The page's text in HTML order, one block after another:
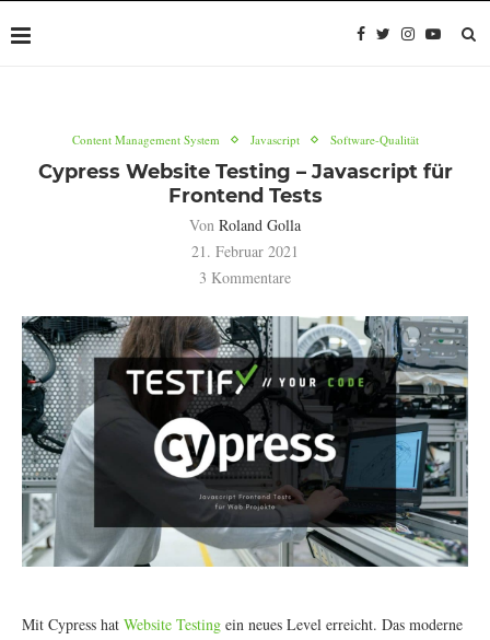
Content Management System Javascript Software-Qualität
Cypress Website Testing – Javascript für
Frontend Tests
Von Roland Golla
21. Februar 2021
3 Kommentare
Mit Cypress hat Website Testing ein neues Level erreicht. Das moderne